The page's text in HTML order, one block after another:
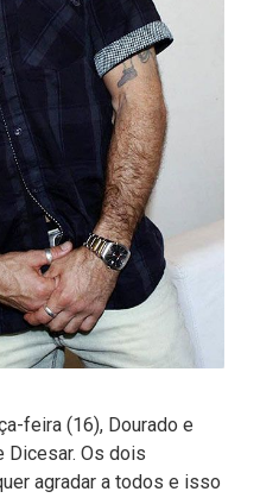
feira (16), Dourado e
Dicesar. Os dois
agradar a todos e isso